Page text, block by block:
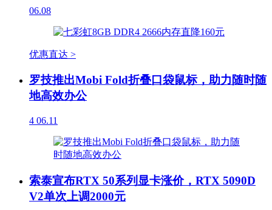
06.08
优惠直达 >
罗技推出Mobi Fold折叠口袋鼠标，助力随时随
地高效办公
4 06.11
索泰宣布RTX 50系列显卡涨价，RTX 5090D
V2单次上调2000元